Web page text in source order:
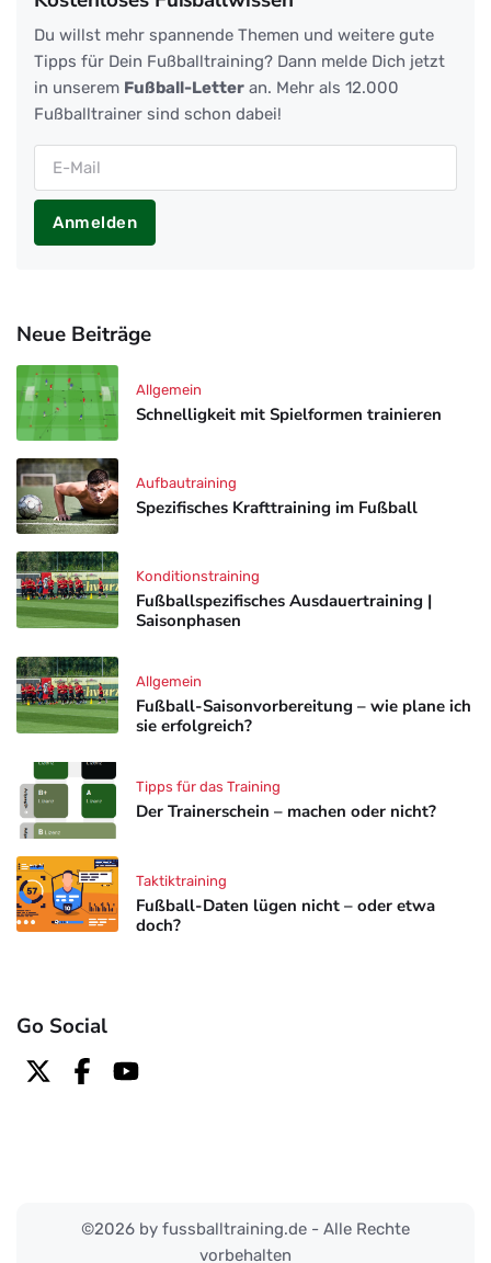
Du willst mehr spannende Themen und weitere gute
Tipps für Dein Fußballtraining? Dann melde Dich jetzt
in unserem Fußball-Letter an. Mehr als 12.000
Fußballtrainer sind schon dabei!
Anmelden
Neue Beiträge
Schnelligkeit mit Spielformen trainieren
Allgemein
Spezifisches Krafttraining im Fußball
Aufbautraining
Fußballspezifisches Ausdauertraining |
Saisonphasen
Konditionstraining
Fußball-Saisonvorbereitung – wie plane ich
sie erfolgreich?
Allgemein
Der Trainerschein – machen oder nicht?
Tipps für das Training
Fußball-Daten lügen nicht – oder etwa
doch?
Taktiktraining
Go Social
©2026 by fussballtraining.de - Alle Rechte
vorbehalten